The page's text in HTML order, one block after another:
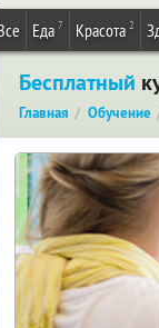
Еда 7 Красота 2
Бесплатный
Главная Обучение